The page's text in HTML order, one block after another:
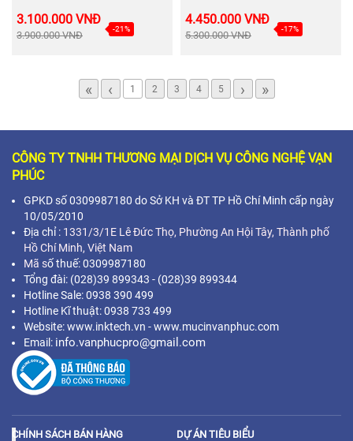
3.100.000 VNĐ
3.900.000 VNĐ
-21%
4.450.000 VNĐ
5.300.000 VNĐ
-17%
« ‹ 1 2 3 4 5 › »
CÔNG TY TNHH THƯƠNG MẠI DỊCH VỤ CÔNG NGHỆ VẠN
PHÚC
GPKD số 0309987180 do Sở KH và ĐT TP Hồ Chí Minh cấp ngày
10/05/2010
Địa chỉ : 1331/3/1E Lê Đức Thọ, Phường An Hội Tây, Thành phố
Hồ Chí Minh, Việt Nam
Mã số thuế: 0309987180
Tổng đài: (028)39 899343 - (028)39 899344
Hotline Sale: 0938 390 499
Hotline Kĩ thuật: 0938 733 499
Website: www.inktech.vn - www.mucinvanphuc.com
Email: info.vanphucpro@gmail.com
CHÍNH SÁCH BÁN HÀNG DỰ ÁN TIÊU BIỂU